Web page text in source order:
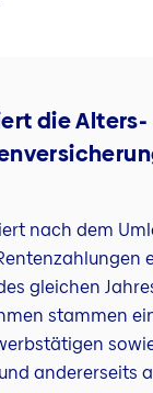
die Alters-
nach dem
gleichen
stammen
andererseits